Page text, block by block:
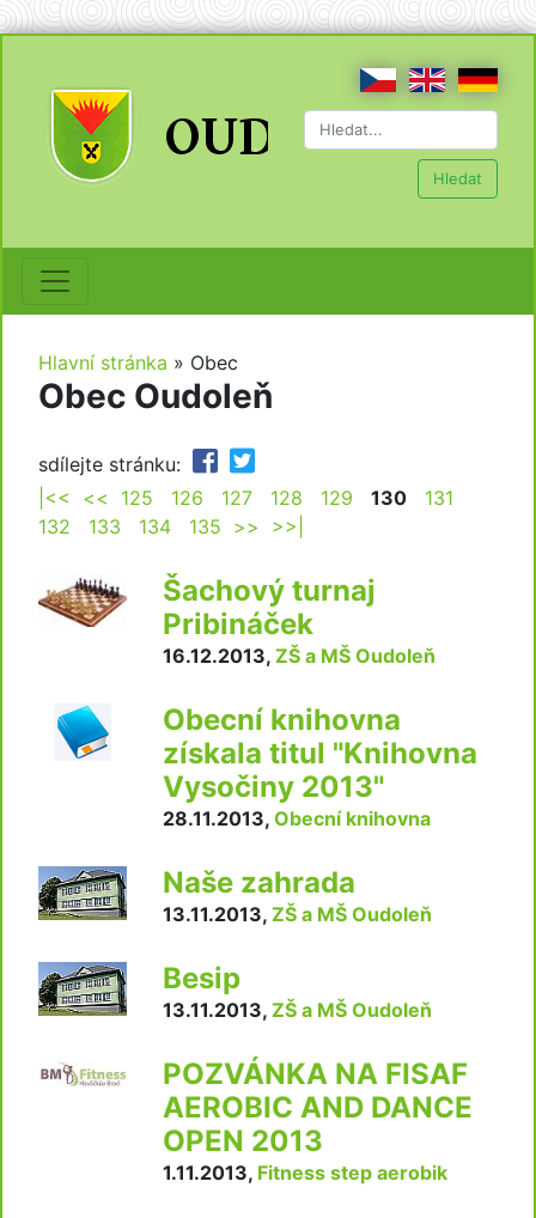
Hledat
Hlavní stránka » Obec
Obec Oudoleň
sdílejte stránku:
|<<
<< 125 126 127 128 129 130
131
132
133 134 135 >> >>|
Šachový turnaj
Pribináček
16.12.2013, ZŠ a MŠ Oudoleň
Obecní knihovna
získala titul "Knihovna
Vysočiny 2013"
28.11.2013, Obecní knihovna
Naše zahrada
13.11.2013, ZŠ a MŠ Oudoleň
Besip
13.11.2013, ZŠ a MŠ Oudoleň
POZVÁNKA NA FISAF
AEROBIC AND DANCE
OPEN 2013
1.11.2013, Fitness step aerobik